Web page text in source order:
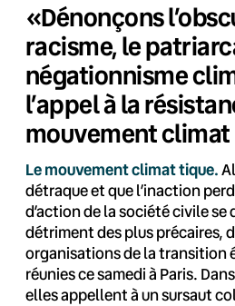
«Dénonçons
racisme, le
négationnisme
l’appel à la
mouvement climat
Le mouvement climat tique.
détraque et que l’inaction
d’action de la société civile se
détriment des plus précaires,
organisations de la transition
réunies ce samedi à Paris.
elles appellent à un sursaut